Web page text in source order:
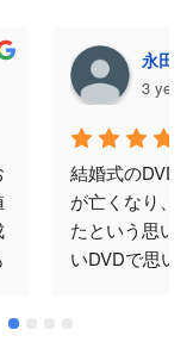
永田
3
結婚式のDVD
が亡くなり、
たという思い
いDVDで思い